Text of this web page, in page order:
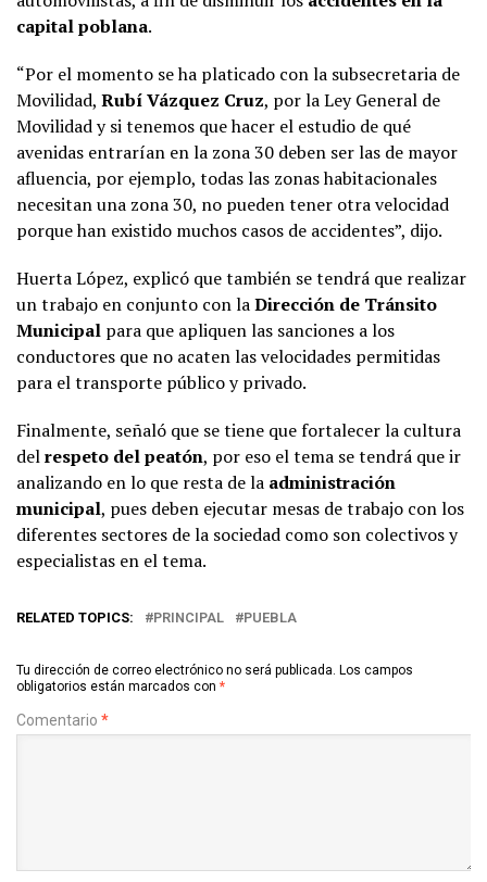
capital poblana.
“Por el momento se ha platicado con la subsecretaria de
Movilidad, Rubí Vázquez Cruz, por la Ley General de
Movilidad y si tenemos que hacer el estudio de qué
avenidas entrarían en la zona 30 deben ser las de mayor
afluencia, por ejemplo, todas las zonas habitacionales
necesitan una zona 30, no pueden tener otra velocidad
porque han existido muchos casos de accidentes”, dijo.
Huerta López, explicó que también se tendrá que realizar
un trabajo en conjunto con laDirección de Tránsito
Municipal para que apliquen las sanciones a los
conductores que no acaten las velocidades permitidas
para el transporte público y privado.
Finalmente, señaló que se tiene que fortalecer la cultura
delrespeto del peatón, por eso el tema se tendrá que ir
analizando en lo que resta de la administración
municipal, pues deben ejecutar mesas de trabajo con los
diferentes sectores de la sociedad como son colectivos y
especialistas en el tema.
RELATED TOPICS: PRINCIPAL PUEBLA
Tu dirección de correo electrónico no será publicada. Los campos
obligatorios están marcados con *
Comentario *